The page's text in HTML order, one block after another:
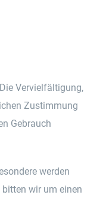
Vervielfältigung,
Zustimmung
Gebrauch
werden
wir um einen